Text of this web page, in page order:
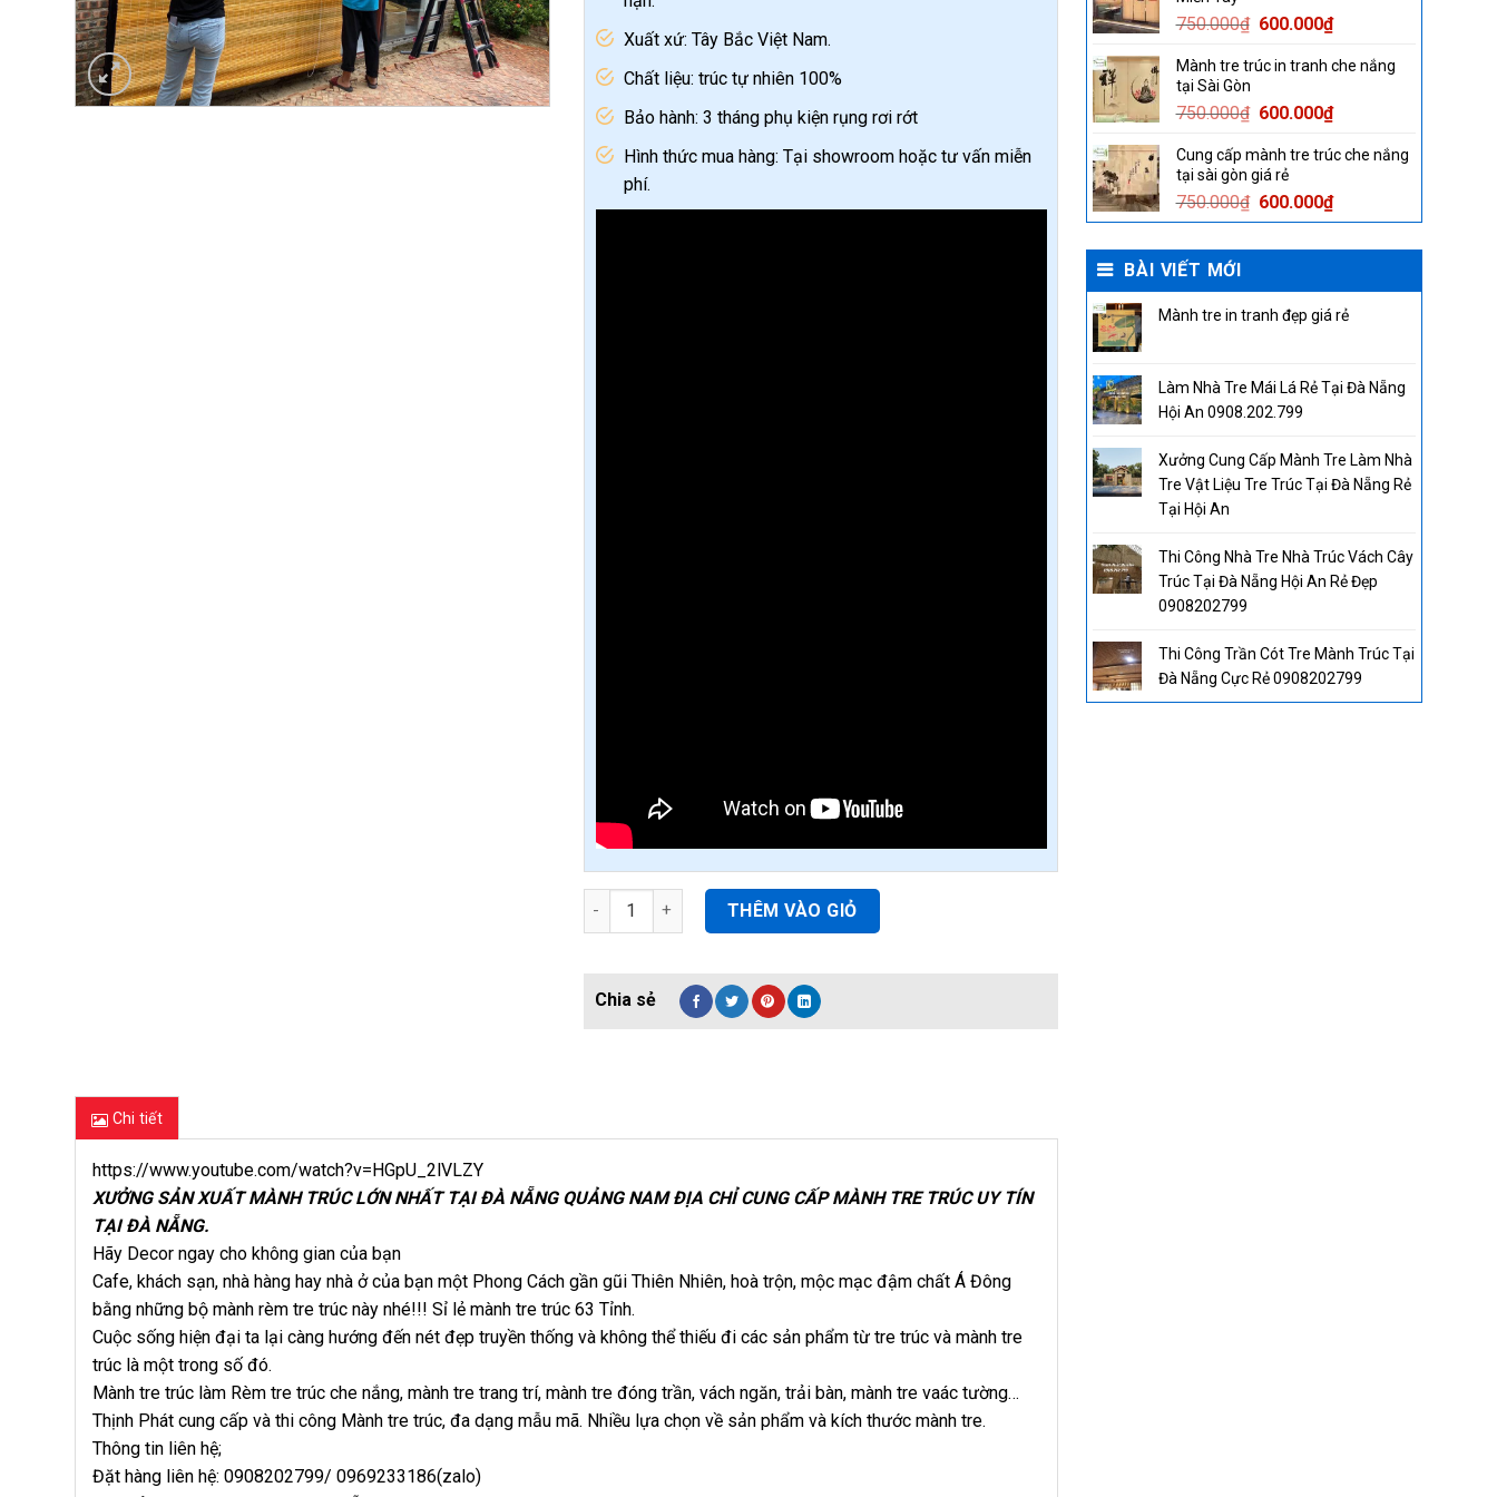
750.000₫ Original
was:
600.000₫Current
is:
Mành tre trúc in tranh che nắng
tại Sài Gòn
750.000₫ Original
was:
750.000₫.
600.000₫Current
is:
Cung cấp mành tre trúc che nắng
tại sài gòn giá rẻ
750.000₫ Original
price
was:
600.000₫Current
price
is:
BÀI VIẾT MỚI
Mành tre in tranh đẹp giá rẻ
Làm Nhà Tre Mái Lá Rẻ Tại Đà Nẵng
Hội An 0908.202.799
Xưởng Cung Cấp Mành Tre Làm Nhà
Tre Vật Liệu Tre Trúc Tại Đà Nẵng Rẻ
Tại Hội An
Thi Công Nhà Tre Nhà Trúc Vách Cây
Trúc Tại Đà Nẵng Hội An Rẻ Đẹp
0908202799
Thi Công Trần Cót Tre Mành Trúc Tại
Đà Nẵng Cực Rẻ 0908202799
Xuất xứ: Tây Bắc Việt Nam.
Chất liệu: trúc tự nhiên 100%
Bảo hành: 3 tháng phụ kiện rụng rơi rớt
Hình thức mua hàng: Tại showroom hoặc tư vấn miễn
phí.
Tốp 1 bán mành tre trúc tại đà nẵng#1 quantity
THÊM VÀO GIỎ
Chi tiết
https://www.youtube.com/watch?v=HGpU_2lVLZY
XƯỞNG SẢN XUẤT MÀNH TRÚC LỚN NHẤT TẠI ĐÀ NẴNG QUẢNG NAM ĐỊA CHỈ CUNG CẤP MÀNH TRE TRÚC UY TÍN
TẠI ĐÀ NẴNG.
Hãy Decor ngay cho không gian của bạn
Cafe, khách sạn, nhà hàng hay nhà ở của bạn một Phong Cách gần gũi Thiên Nhiên, hoà trộn, mộc mạc đậm chất Á Đông
bằng những bộ mành rèm tre trúc này nhé!!! Sỉ lẻ mành tre trúc 63 Tỉnh.
Cuộc sống hiện đại ta lại càng hướng đến nét đẹp truyền thống và không thể thiếu đi các sản phẩm từ tre trúc và mành tre
trúc là một trong số đó.
Mành tre trúc làm Rèm tre trúc che nắng, mành tre trang trí, mành tre đóng trần, vách ngăn, trải bàn, mành tre vaác tường…
Thịnh Phát cung cấp và thi công Mành tre trúc, đa dạng mẫu mã. Nhiều lựa chọn về sản phẩm và kích thước mành tre.
Thông tin liên hệ;
Đặt hàng liên hệ: 0908202799/ 0969233186(zalo)